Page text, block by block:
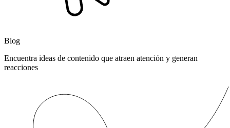
Blog
Encuentra ideas de contenido que atraen atención y generan
reacciones